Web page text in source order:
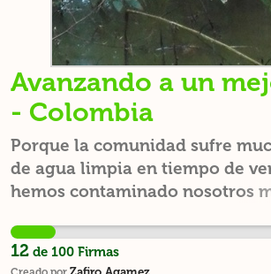
Avanzando a un
- Colombia
Porque la comunidad sufre
de agua limpia en tiempo de
hemos contaminado nosotros
12 de 100 Firmas